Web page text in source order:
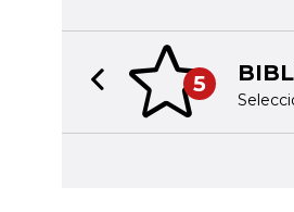
5
Previous slide